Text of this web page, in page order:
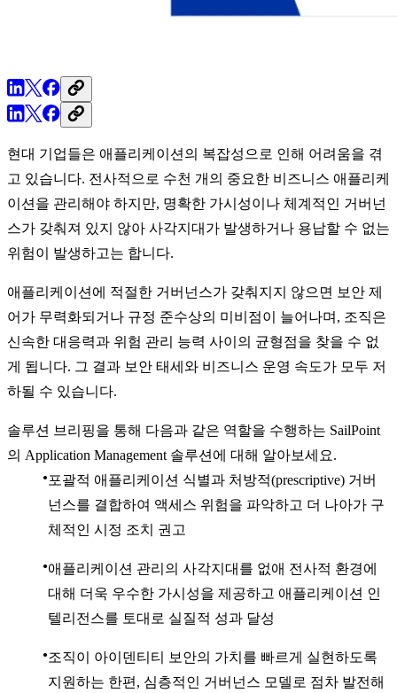
현대 기업들은 애플리케이션의 복잡성으로 인해 어려움을 겪
고 있습니다. 전사적으로 수천 개의 중요한 비즈니스 애플리케
이션을 관리해야 하지만, 명확한 가시성이나 체계적인 거버넌
스가 갖춰져 있지 않아 사각지대가 발생하거나 용납할 수 없는
위험이 발생하고는 합니다.
애플리케이션에 적절한 거버넌스가 갖춰지지 않으면 보안 제
어가 무력화되거나 규정 준수상의 미비점이 늘어나며, 조직은
신속한 대응력과 위험 관리 능력 사이의 균형점을 찾을 수 없
게 됩니다. 그 결과 보안 태세와 비즈니스 운영 속도가 모두 저
하될 수 있습니다.
솔루션 브리핑을 통해 다음과 같은 역할을 수행하는 SailPoint
의 Application Management 솔루션에 대해 알아보세요.
포괄적 애플리케이션 식별과 처방적(prescriptive) 거버
넌스를 결합하여 액세스 위험을 파악하고 더 나아가 구
체적인 시정 조치 권고
애플리케이션 관리의 사각지대를 없애 전사적 환경에
대해 더욱 우수한 가시성을 제공하고 애플리케이션 인
텔리전스를 토대로 실질적 성과 달성
조직이 아이덴티티 보안의 가치를 빠르게 실현하도록
지원하는 한편, 심층적인 거버넌스 모델로 점차 발전해